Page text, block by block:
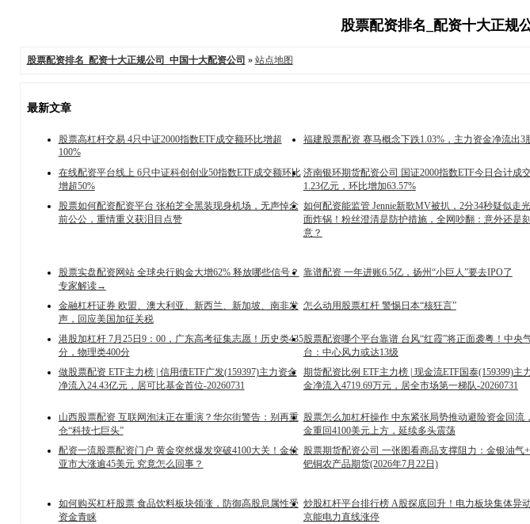
股票配资排名_配资十大正规
股票配资排名_配资十大正规公司_中国十大配资公司 » 站点地图
最新文章
股票高杠杆交易 4只中证2000指数ETF成交额环比增超
100%
福建股票配资 赛马概念下跌1.03%，主力资金净流出3
在线配资平台线上 6只中证科创创业50指数ETF成交额环比
增超50%
济南银环期货配资公司 国证2000指数ETF今日合计成
1.23亿元，环比增加63.57%
股票如何配资配资平台 张柏芝全黑装现身机场，无声悼念
前公公，重情重义获泪目点赞
如何配资能监管 Jennie新歌MV被扒，2分34秒疑似走
面炸锅！粉丝澄清是防护措施，全网吵翻：意外还是刻
意？
股票实盘配资网站 全球央行购金大增62% 释放哪些信号？
专家解读→
靠谱配资 一年进账6.5亿，扬州“小巨人”要去IPO了
金融杠杆证券 欧盟、澳大利亚、新西兰、新加坡、南非发
声，回应美国加征关税
怎么动用股票杠杆 警惕日本“核狂言”
港股加杠杆 7月25日9：00，广东高考征集志愿！历史类435
分，物理类400分
股票配资哪个平台靠谱 台风“红霞”将正面袭粤！中央
台：中心风力或达13级
做股票配资 ETF主力榜 | 信用债ETF广发(159397)主力资金
净流入24.43亿元，居可比基金首位-20260731
期货配资比例 ETF主力榜 | 现金流ETF国泰(159399)主
金净流入4719.69万元，居全市场第一梯队-20260731
山西股票配资 互联网泡沫正在重演？华尔街警告：别再重
仓“科技七巨头”
股票怎么加杠杆操作 中东紧张局势推动避险资金回流
金重回4100美元上方，延续多头震荡
配资一流股票配资门户 黄金突然爆发突破4100大关！金价
亚市大涨逾45美元 究竟怎么回事？
股票期货配资公司 一张图看商品支撑阻力：金银油气
钯铜农产品期货(2026年7月22日)
如何购买杠杆股票 食品饮料板块领涨，防御高股息属性受
资金青睐
炒股杠杆平台排行榜 A股探底回升！电力板块集体异
京能电力直线涨停